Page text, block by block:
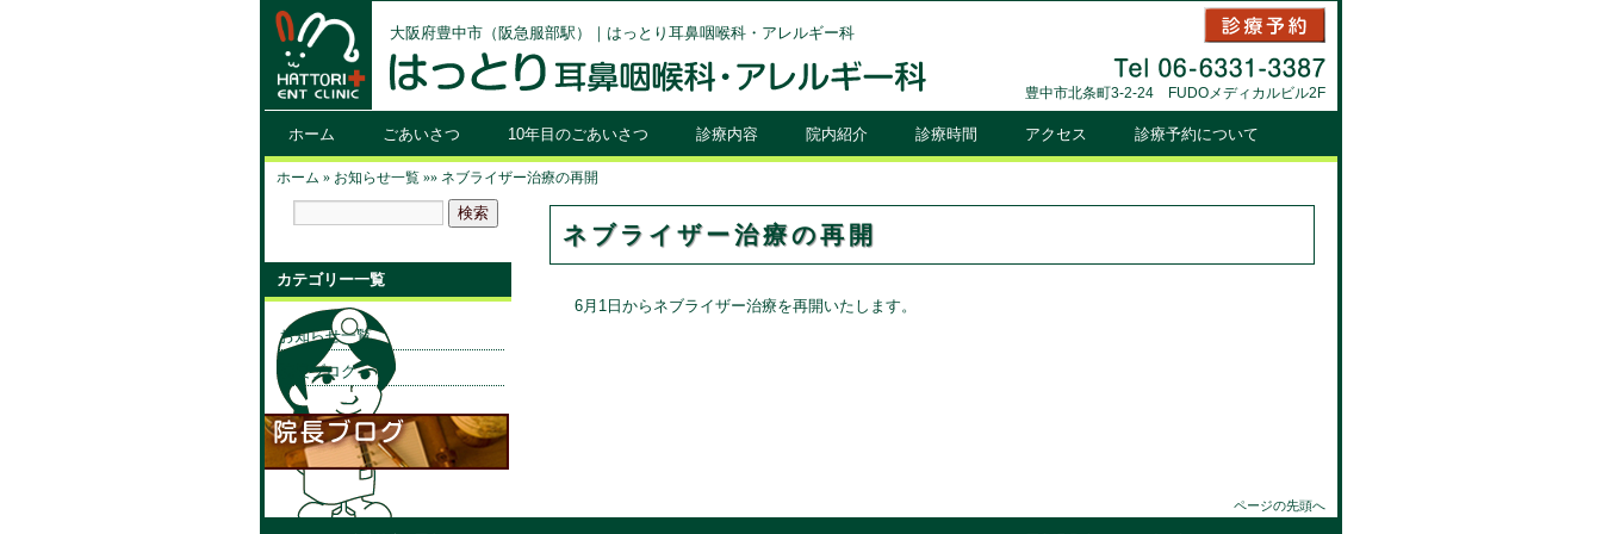
大阪府豊中市（阪急服部駅）｜はっとり耳鼻咽喉科・アレルギー科
豊中市北条町3-2-24 FUDOメディカルビル2F
ホーム ごあいさつ 10年目のごあいさつ 診療内容 院内紹介 診療時間 アクセス 診療予約について
ホーム » お知らせ一覧 »» ネブライザー治療の再開
ネブライザー治療の再開
6月1日からネブライザー治療を再開いたします。
カテゴリー一覧
お知らせ一覧
院長ブログ
ページの先頭へ